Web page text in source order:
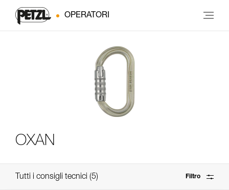
OPERATORI
OXAN
Tutti i consigli tecnici 5 Filtro